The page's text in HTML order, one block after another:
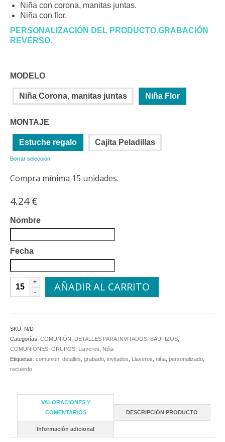
Niña con corona, manitas juntas.
Niña con flor.
PERSONALIZACIÓN DEL PRODUCTO.GRABACIÓN
REVERSO.
MODELO
Niña Corona, manitas juntas Niña Flor
MONTAJE
Estuche regalo Cajita Peladillas
Borrar selección
Compra mínima 15 unidades.
4.24€
Nombre
Fecha
Llavero
Comunión
Invitados
Comunión-
cantidad
AÑADIR AL CARRITO
SKU: N/D
Categorías: COMUNIÓN
DETALLES PARA INVITADOS: BAUTIZOS,
COMUNIONES, GRUPOS Llaveros
Niña
Etiquetas: comunión detalles grabado invitados Llaveros niña personalizado
recuerdo
VALORACIONES Y
COMENTARIOS
DESCRIPCIÓN PRODUCTO
Información adicional